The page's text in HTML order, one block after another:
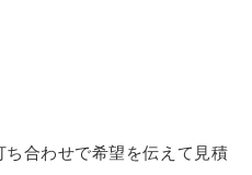
合わせで希望を伝えて見積